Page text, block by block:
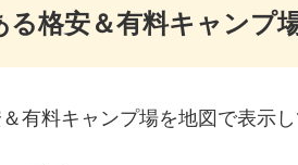
る格安＆有料キャンプ
有料キャンプ場を地図で表示